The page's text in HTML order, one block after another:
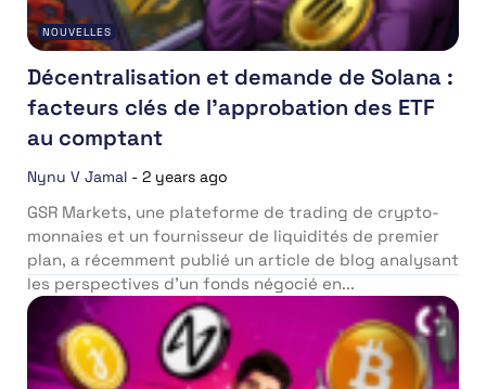
NOUVELLES
Décentralisation et demande de Solana :
facteurs clés de l’approbation des ETF
au comptant
Nynu V Jamal - 2 years ago
GSR Markets, une plateforme de trading de crypto-
monnaies et un fournisseur de liquidités de premier
plan, a récemment publié un article de blog analysant
les perspectives d’un fonds négocié en...